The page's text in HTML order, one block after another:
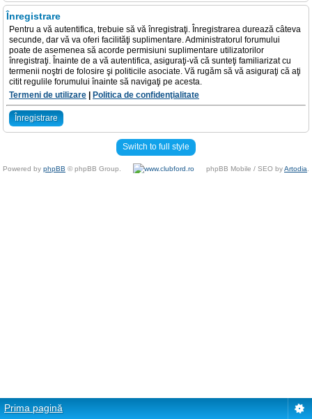
Înregistrare
Pentru a vă autentifica, trebuie să vă înregistraţi. Înregistrarea durează câteva
secunde, dar vă va oferi facilităţi suplimentare. Administratorul forumului
poate de asemenea să acorde permisiuni suplimentare utilizatorilor
înregistraţi. Înainte de a vă autentifica, asiguraţi-vă că sunteţi familiarizat cu
termenii noştri de folosire şi politicile asociate. Vă rugăm să vă asiguraţi că aţi
citit regulile forumului înainte să navigaţi pe acesta.
Termeni de utilizare
Politica de confidenţialitate
Înregistrare
Switch to full style
Powered by phpBB © phpBB Group. phpBB Mobile / SEO byArtodia
Prima pagină